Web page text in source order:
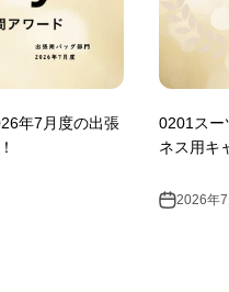
年7月度の出張
0201スー
ネス用キ
2026年